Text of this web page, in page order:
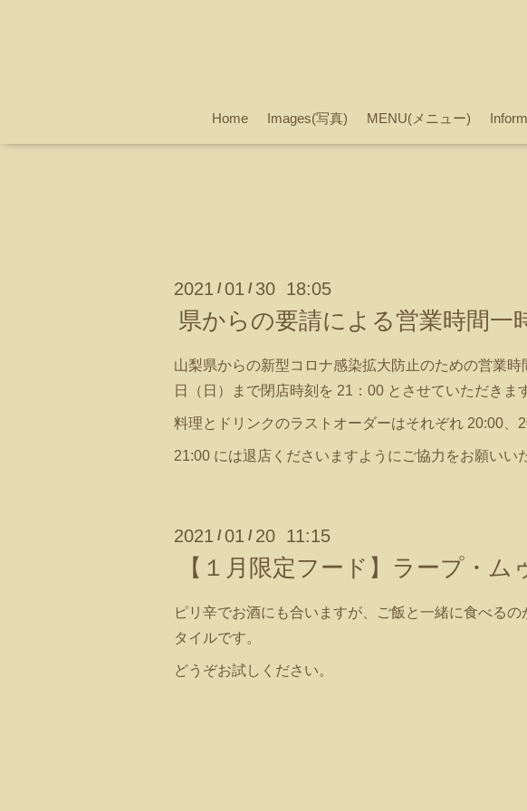
Home Images(写真) MENU(メニュー)
2021 /01 / 30 18:05
県からの要請による営業時間一
山梨県からの新型コロナ感染拡大防止のための営業
日（日）まで閉店時刻を 21：00 とさせていただきま
料理とドリンクのラストオーダーはそれぞれ 20:00、
21:00 には退店くださいますようにご協力をお願いい
2021 /01 / 20 11:15
【１月限定フード】ラープ・
ピリ辛でお酒にも合いますが、ご飯と一緒に食べるの
タイルです。
どうぞお試しください。